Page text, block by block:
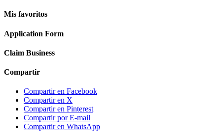
Mis favoritos
Application Form
Claim Business
Compartir
Compartir en Facebook
Compartir en X
Compartir en Pinterest
Compartir por E-mail
Compartir en WhatsApp